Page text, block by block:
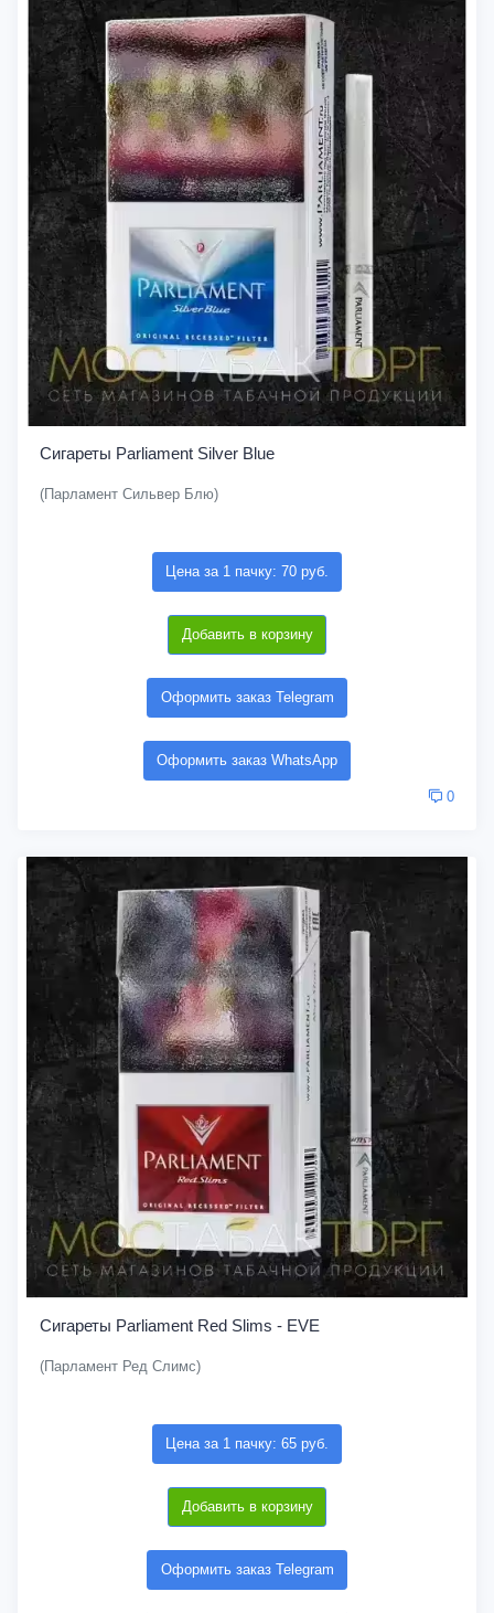
Сигареты Parliament Silver Blue
(Парламент Сильвер Блю)
Цена за 1 пачку: 70 руб.
Добавить в корзину
Оформить заказ Telegram
Оформить заказ WhatsApp
0
Сигареты Parliament Red Slims - EVE
(Парламент Ред Слимс)
Цена за 1 пачку: 65 руб.
Добавить в корзину
Оформить заказ Telegram